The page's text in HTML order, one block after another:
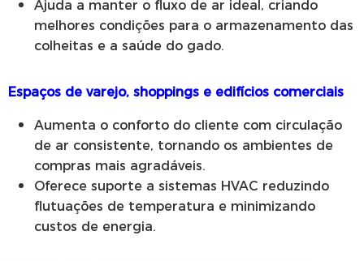
Ajuda a manter o fluxo de ar ideal, criando
melhores condições para o armazenamento das
colheitas e a saúde do gado.
Espaços de varejo, shoppings e edifícios comerciais
Aumenta o conforto do cliente com circulação
de ar consistente, tornando os ambientes de
compras mais agradáveis.
Oferece suporte a sistemas HVAC reduzindo
flutuações de temperatura e minimizando
custos de energia.